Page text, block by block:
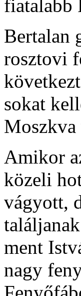
fiatalabb
Bertalan
rosztovi
sokat
Moszkva
Amikor
közeli
vágyott,
ment
nagy